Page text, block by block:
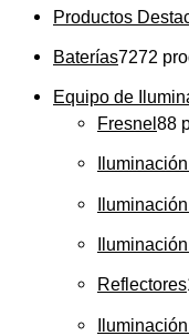
Productos
Baterías7272
Equipo de
Fresnel88
Reflectores